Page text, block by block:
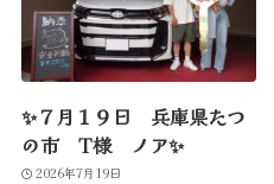
✨７月１９日 兵庫県たつ
の市 T様 ノア✨
2026年7月19日